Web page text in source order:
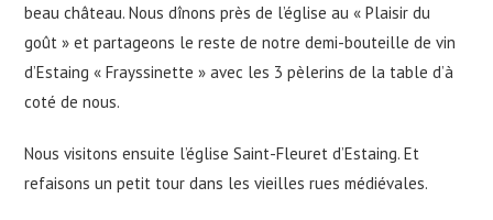
beau château. Nous dînons près de l’église au « Plaisir du
goût » et partageons le reste de notre demi-bouteille de vin
d’Estaing « Frayssinette » avec les 3 pèlerins de la table d’à
coté de nous.
Nous visitons ensuite l’église Saint-Fleuret d’Estaing. Et
refaisons un petit tour dans les vieilles rues médiévales.